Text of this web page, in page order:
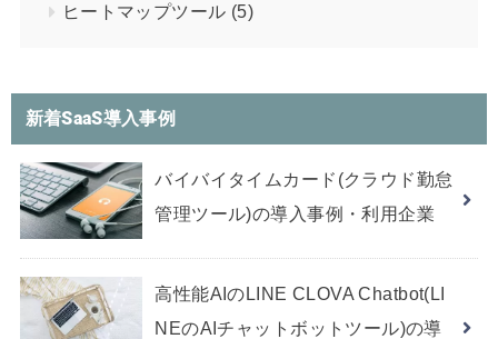
ヒートマップツール (5)
新着SaaS導入事例
バイバイタイムカード(クラウド勤怠
管理ツール)の導入事例・利用企業
高性能AIのLINE CLOVA Chatbot(LI
NEのAIチャットボットツール)の導